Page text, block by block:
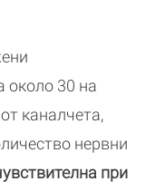
около 30 на
каналчета,
нервни
при